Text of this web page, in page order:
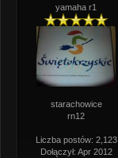
yamaha r1
starachowice
rn12
Liczba postów: 2,123
Dołączył: Apr 2012